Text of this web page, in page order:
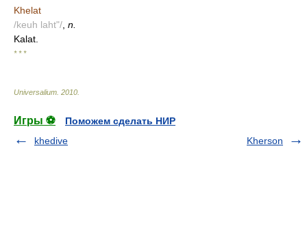
Khelat
/keuh laht"/ n.
Kalat.
* * *
Universalium 2010
Игры ⚽
Поможем сделать НИР
khedive
Kherson